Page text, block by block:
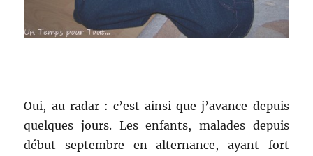
Oui, au radar : c’est ainsi que j’avance depuis
quelques jours. Les enfants, malades depuis
début septembre en alternance, ayant fort